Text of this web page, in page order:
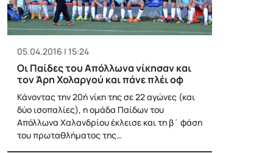
05.04.2016 | 15:24
Οι Παίδες του Απόλλωνα νίκησαν και
τον Άρη Χολαργού και πάνε πλέι οφ
Κάνοντας την 20ή νίκη της σε 22 αγώνες (και
δύο ισοπαλίες), η ομάδα Παίδων του
Απόλλωνα Χαλανδρίου έκλεισε και τη β΄ φάση
του πρωταθλήματος της…